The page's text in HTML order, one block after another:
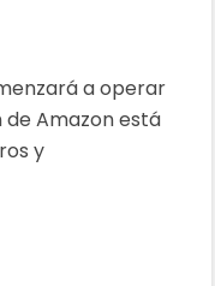
a operar
de Amazon está
y